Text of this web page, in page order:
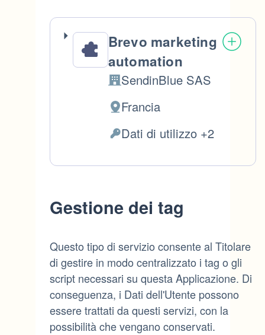
Brevo marketing
automation
Azienda:
SendinBlue SAS
Luogo
del
Francia
DatiDati di utilizzo +2
Gestione dei tag
Questo tipo di servizio consente al Titolare
di gestire in modo centralizzato i tag o gli
script necessari su questa Applicazione. Di
conseguenza, i Dati dell'Utente possono
essere trattati da questi servizi, con la
possibilità che vengano conservati.